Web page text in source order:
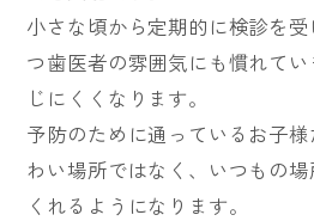
小さな頃から定期的に検診を
つ歯医者の雰囲気にも慣れて
じにくくなります。
予防のために通っているお子
わい場所ではなく、いつもの
くれるようになります。